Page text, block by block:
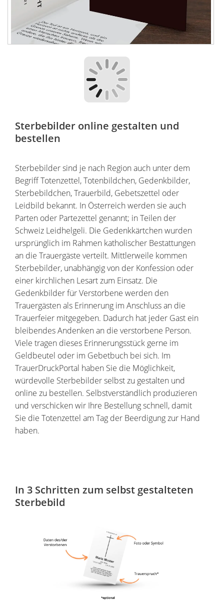
Sterbebilder online gestalten und
bestellen
Sterbebilder sind je nach Region auch unter dem
Begriff Totenzettel, Totenbildchen, Gedenkbilder,
Sterbebildchen, Trauerbild, Gebetszettel oder
Leidbild bekannt. In Österreich werden sie auch
Parten oder Partezettel genannt; in Teilen der
Schweiz Leidhelgeli. Die Gedenkkärtchen wurden
ursprünglich im Rahmen katholischer Bestattungen
an die Trauergäste verteilt. Mittlerweile kommen
Sterbebilder, unabhängig von der Konfession oder
einer kirchlichen Lesart zum Einsatz. Die
Gedenkbilder für Verstorbene werden den
Trauergästen als Erinnerung im Anschluss an die
Trauerfeier mitgegeben. Dadurch hat jeder Gast ein
bleibendes Andenken an die verstorbene Person.
Viele tragen dieses Erinnerungsstück gerne im
Geldbeutel oder im Gebetbuch bei sich. Im
TrauerDruckPortal haben Sie die Möglichkeit,
würdevolle Sterbebilder selbst zu gestalten und
online zu bestellen. Selbstverständlich produzieren
und verschicken wir Ihre Bestellung schnell, damit
Sie die Totenzettel am Tag der Beerdigung zur Hand
haben.
In 3 Schritten zum selbst gestalteten
Sterbebild